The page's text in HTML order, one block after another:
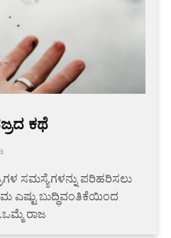
ಕಥೆ
ಸಮಸ್ಯೆಗಳನ್ನು ಪರಿಹರಿಸಲು
ಎಷ್ಟು ಬುದ್ಧಿವಂತಿಕೆಯಿಂದ
ರಾಜ